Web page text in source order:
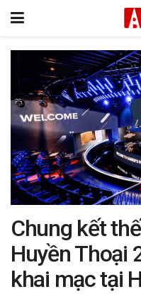
Chung kết
Huyền Thoại
khai mạc tại